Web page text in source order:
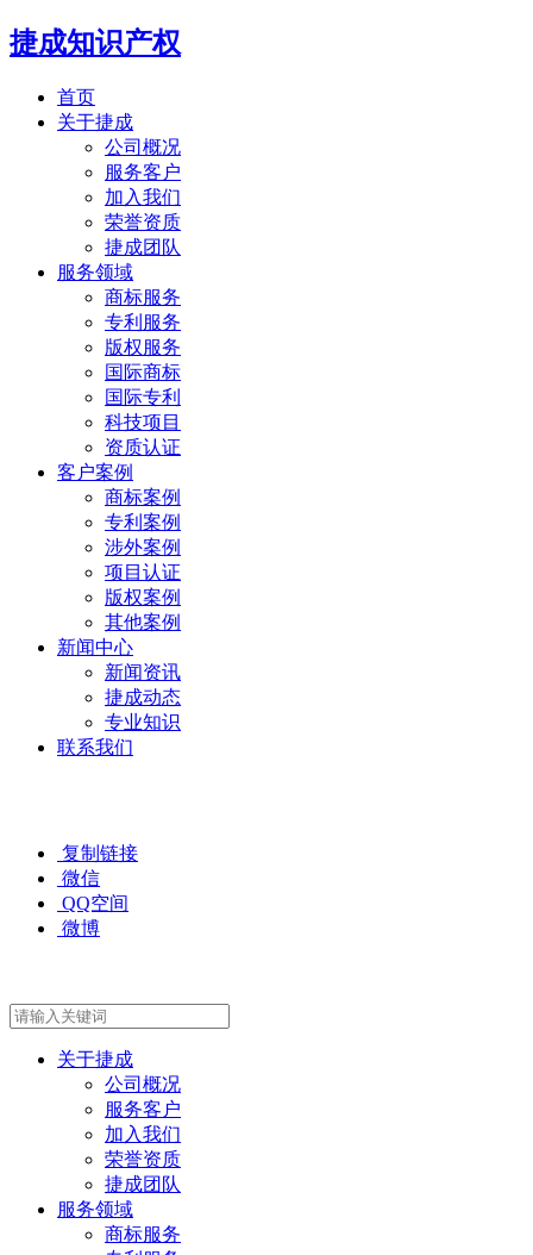
捷成知识产权
首页
关于捷成
公司概况
服务客户
加入我们
荣誉资质
捷成团队
服务领域
商标服务
专利服务
版权服务
国际商标
国际专利
科技项目
资质认证
客户案例
商标案例
专利案例
涉外案例
项目认证
版权案例
其他案例
新闻中心
新闻资讯
捷成动态
专业知识
联系我们
复制链接
微信
QQ空间
微博
关于捷成
公司概况
服务客户
加入我们
荣誉资质
捷成团队
服务领域
商标服务